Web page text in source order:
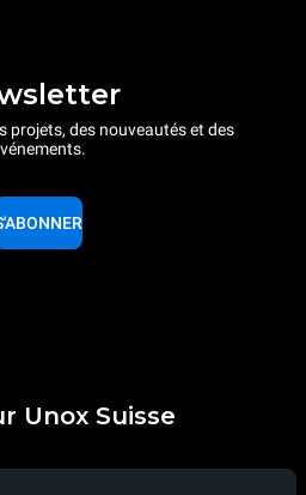
projets, des nouveautés et des
Unox Suisse